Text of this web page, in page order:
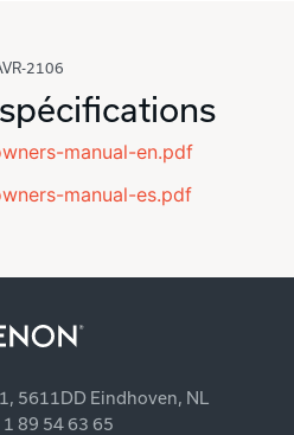
2106
manual-en.pdf
manual-es.pdf
5611DD Eindhoven, NL
1 89 54 63 65